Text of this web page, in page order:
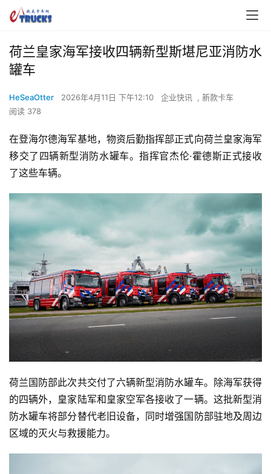
荷兰皇家海军接收四辆新型斯堪尼亚消防水
罐车
HeSeaOtter 2026年4月11日 下午12:10 企业快讯 , 新款卡车
阅读 378
在登海尔德海军基地，物资后勤指挥部正式向荷兰皇家海军
移交了四辆新型消防水罐车。指挥官杰伦·霍德斯正式接收
了这些车辆。
荷兰国防部此次共交付了六辆新型消防水罐车。除海军获得
的四辆外，皇家陆军和皇家空军各接收了一辆。这批新型消
防水罐车将部分替代老旧设备，同时增强国防部驻地及周边
区域的灭火与救援能力。